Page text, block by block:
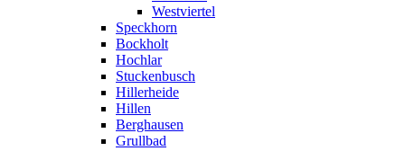
Westviertel
Speckhorn
Bockholt
Hochlar
Stuckenbusch
Hillerheide
Hillen
Berghausen
Grullbad